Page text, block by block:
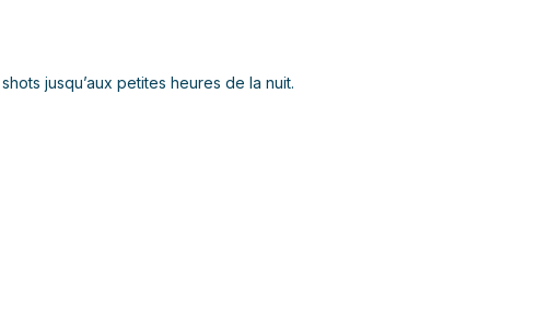
jusqu’aux petites heures de la nuit.